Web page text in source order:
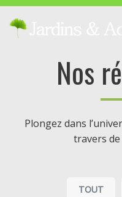
Nos
Plongez dans
travers
TOUT